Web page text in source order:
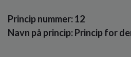
Princip nummer: 12
Navn på princip: Princip for